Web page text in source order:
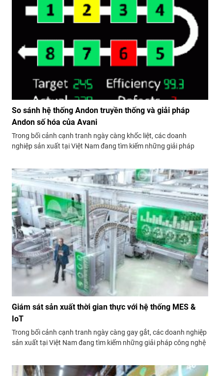
So sánh hệ thống Andon truyền thống và giải pháp
Andon số hóa của Avani
Trong bối cảnh cạnh tranh ngày càng khốc liệt, các doanh
nghiệp sản xuất tại Việt Nam đang tìm kiếm những giải pháp
năng suất. Hệ thống Andon, với vai trò cảnh báo và hỗ...
Giám sát sản xuất thời gian thực với hệ thống MES &
IoT
Trong bối cảnh cạnh tranh ngày càng gay gắt, các doanh nghiệp
sản xuất tại Việt Nam đang tìm kiếm những giải pháp công nghệ
nâng cao năng suất. Một trong những giải pháp...